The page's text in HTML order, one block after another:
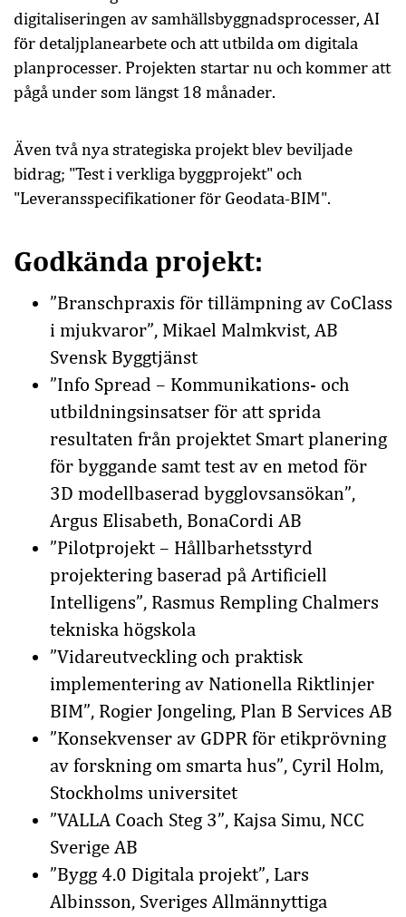
digitaliseringen av samhällsbyggnadsprocesser, AI
för detaljplanearbete och att utbilda om digitala
planprocesser. Projekten startar nu och kommer att
pågå under som längst 18 månader.
Även två nya strategiska projekt blev beviljade
bidrag; "Test i verkliga byggprojekt" och
"Leveransspecifikationer för Geodata-BIM".
Godkända projekt:
”Branschpraxis för tillämpning av CoClass
i mjukvaror”, Mikael Malmkvist, AB
Svensk Byggtjänst
”Info Spread – Kommunikations- och
utbildningsinsatser för att sprida
resultaten från projektet Smart planering
för byggande samt test av en metod för
3D modellbaserad bygglovsansökan”,
Argus Elisabeth, BonaCordi AB
”Pilotprojekt – Hållbarhetsstyrd
projektering baserad på Artificiell
Intelligens”, Rasmus Rempling Chalmers
tekniska högskola
”Vidareutveckling och praktisk
implementering av Nationella Riktlinjer
BIM”, Rogier Jongeling, Plan B Services AB
”Konsekvenser av GDPR för etikprövning
av forskning om smarta hus”, Cyril Holm,
Stockholms universitet
”VALLA Coach Steg 3”, Kajsa Simu, NCC
Sverige AB
”Bygg 4.0 Digitala projekt”, Lars
Albinsson, Sveriges Allmännyttiga